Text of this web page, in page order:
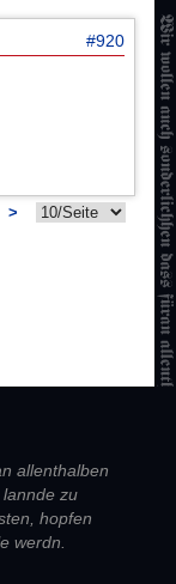
#920
>
allenthalben
zu
hopfen
werdn.